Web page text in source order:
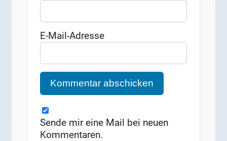
E-Mail-Adresse
Sende mir eine Mail bei neuen
Kommentaren.